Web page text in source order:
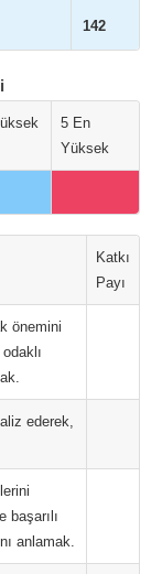
142
5 En
Yüksek
Katkı
Payı
önemini
ederek,
başarılı
anlamak.